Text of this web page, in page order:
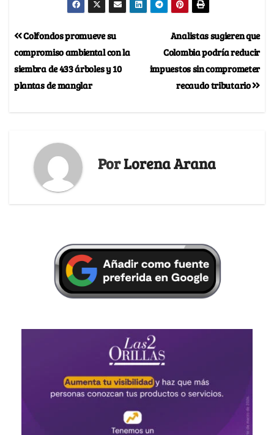
Analistas sugieren que
Colombia podría reducir
impuestos sin comprometer
recaudo tributario
Colfondos promueve su
compromiso ambiental con la
siembra de 433 árboles y 10
plantas de manglar
PorLorena Arana